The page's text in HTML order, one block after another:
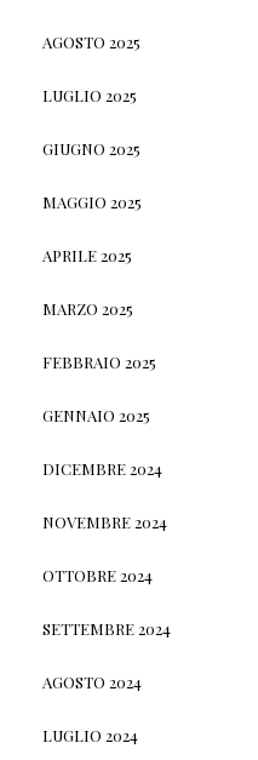
AGOSTO 2025
LUGLIO 2025
GIUGNO 2025
MAGGIO 2025
APRILE 2025
MARZO 2025
FEBBRAIO 2025
GENNAIO 2025
DICEMBRE 2024
NOVEMBRE 2024
OTTOBRE 2024
SETTEMBRE 2024
AGOSTO 2024
LUGLIO 2024